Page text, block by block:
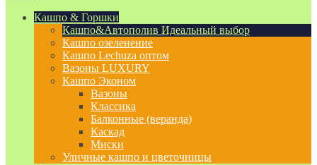
Кашпо & Горшки
Кашпо&Автополив Идеальный выбор
Кашпо озеленение
Кашпо Lechuza оптом
Вазоны LUXURY
Кашпо Эконом
Вазоны
Классика
Балконные (веранда)
Каскад
Миски
Уличные кашпо и цветочницы